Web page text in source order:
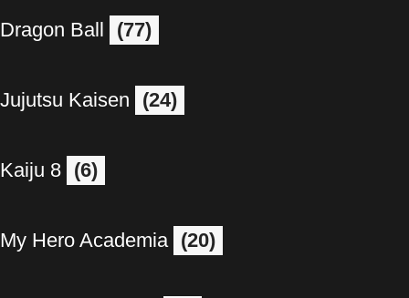
Dragon Ball (77)
Jujutsu Kaisen (24)
Kaiju 8 (6)
My Hero Academia (20)